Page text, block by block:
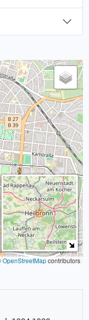
OpenStreetMapcontributors